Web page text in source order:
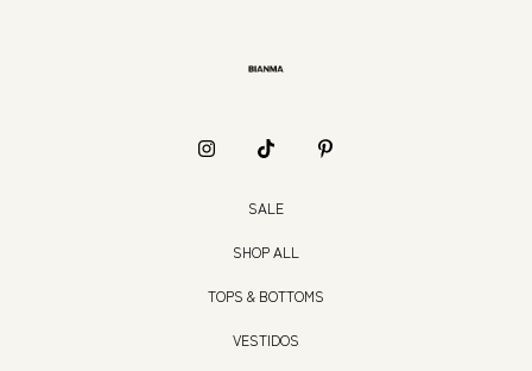
SALE
SHOP ALL
TOPS & BOTTOMS
VESTIDOS